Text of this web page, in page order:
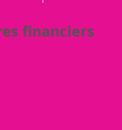
financiers